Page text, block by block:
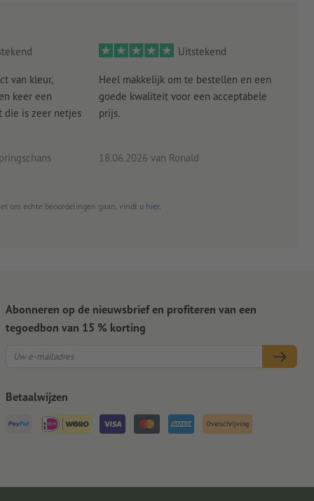
van kleur,
keer een
die is zeer netjes
Uitstekend
Heel makkelijk om te bestellen en een
goede kwaliteit voor een acceptabele
prijs.
18.06.2026 van Ronald
om echte beoordelingen gaan, vindt u hier.
Abonneren op de nieuwsbrief en profiteren van een
tegoedbon van 15 % korting
Betaalwijzen
Overschrijving